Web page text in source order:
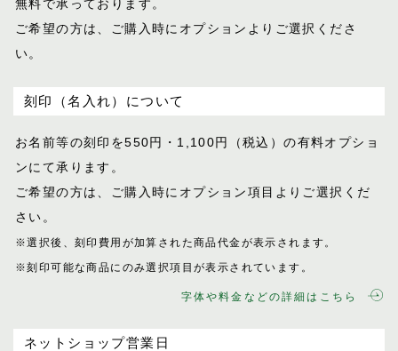
無料で承っております。
ご希望の方は、ご購入時にオプションより ご選択くださ
い。
刻印（名入れ）について
お名前等の刻印を550円・1,100円（税込）の有料オプショ
ンにて承ります。
ご希望の方は、ご購入時にオプション項目 よりご選択くだ
さい。
※選択後、刻印費用が加算された商品代金が表示 されます。
※刻印可能な商品にのみ選択項目が表示されてい ます。
字体や料金などの詳細はこちら
ネットショップ営業日